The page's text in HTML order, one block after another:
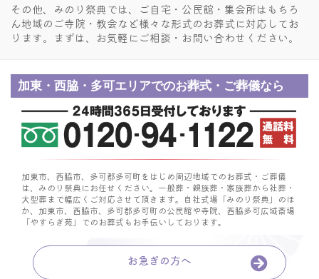
その他、みのり祭典では、ご自宅・公民館・集会所はもちろ
ん地域のご寺院・教会など様々な形式のお葬式に対応してお
ります。
まずは、お気軽にご相談・お問い合わせください。
加東・西脇・多可エリアでのお葬式・ご葬儀なら
加東市、西脇市、多可郡多可町をはじめ周辺地域でのお葬式・ご葬儀
は、みのり祭典にお任せください。 一般葬・親族葬・家族葬から社葬・
大型葬まで幅広くご対応させて頂きます。 自社式場「みのり祭典」のほ
か、加東市、西脇市、多可郡多可町の公民館や寺院、 西脇多可広域斎場
「やすらぎ苑」でのお葬式もお手伝いしております。
お急ぎの方へ